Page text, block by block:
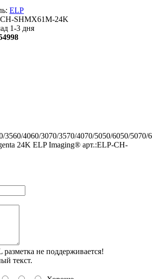
ELP
SHMX61M-24K
1-3 дня
3560/4060/3070/3570/4070/5050/6050/5070/
24K ELP Imaging® арт.:ELP-CH-
не поддерживается!
текст.